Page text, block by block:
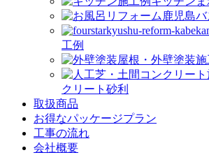
バ
工例
屋根・外壁塗装施
クリート砂利
取扱商品
お得なパッケージプラン
工事の流れ
会社概要